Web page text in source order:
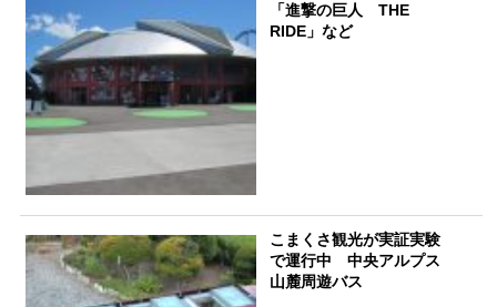
「進撃の巨人 THE
RIDE」など
こまくさ観光が実証実験
で運行中 中央アルプス
山麓周遊バス